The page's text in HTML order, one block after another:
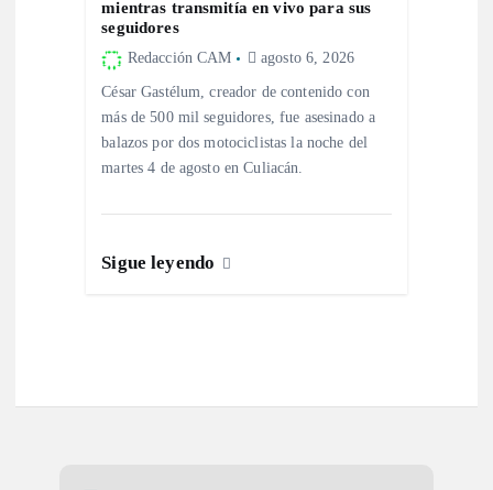
mientras transmitía en vivo para sus
seguidores
Redacción CAM agosto 6, 2026
César Gastélum, creador de contenido con
más de 500 mil seguidores, fue asesinado a
balazos por dos motociclistas la noche del
martes 4 de agosto en Culiacán.
Sigue leyendo